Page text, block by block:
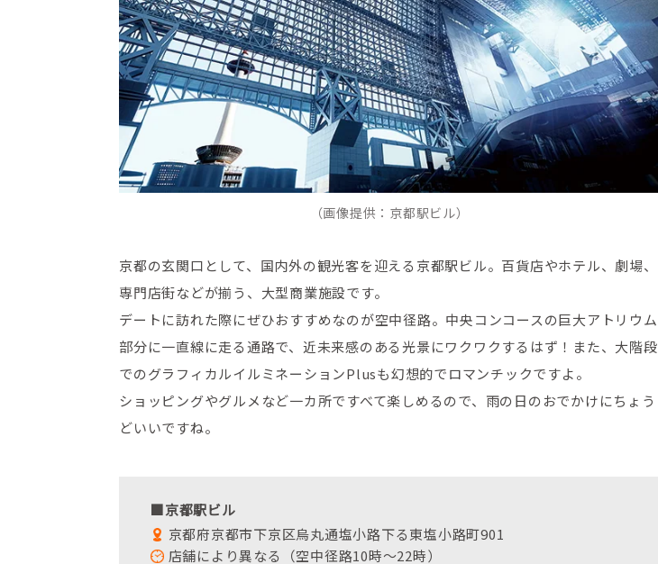
（画像提供：京都駅ビル）
京都の玄関口として、国内外の観光客を迎える京都駅ビル。百貨店やホテル、劇場、
専門店街などが揃う、大型商業施設です。
デートに訪れた際にぜひおすすめなのが空中径路。中央コンコースの巨大アトリウム
部分に一直線に走る通路で、近未来感のある光景にワクワクするはず！また、大階段
でのグラフィカルイルミネーションPlusも幻想的でロマンチックですよ。
ショッピングやグルメなど一カ所ですべて楽しめるので、雨の日のおでかけにちょう
どいいですね。
■京都駅ビル
京都府京都市下京区烏丸通塩小路下る東塩小路町901
店舗により異なる（空中径路10時～22時）